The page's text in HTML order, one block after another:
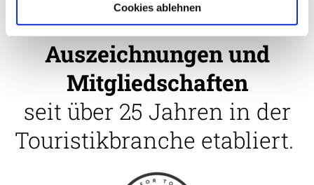
Cookies ablehnen
avenTOURa ist mit
Auszeichnungen und
Mitgliedschaften
seit über 25 Jahren in der
Touristikbranche etabliert.